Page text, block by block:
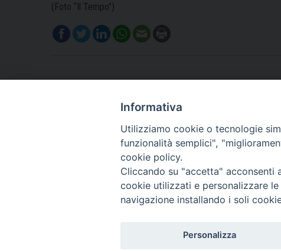
(Foto “Il Tempo”)
Piazza Duomo, 11 - 27100 Pavia - Tel. 0382.386511 - Fax
Informativa
Utilizziamo cookie o tecnologie
funzionalità semplici",
cookie policy.
Cliccando su "accetta" acconsenti
cookie utilizzati e personalizzare
navigazione installando i soli
Personalizza